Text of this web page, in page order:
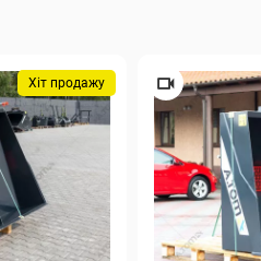
Хіт продажу